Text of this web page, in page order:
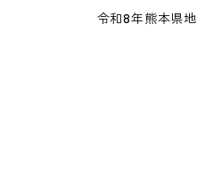
令和8年熊本県